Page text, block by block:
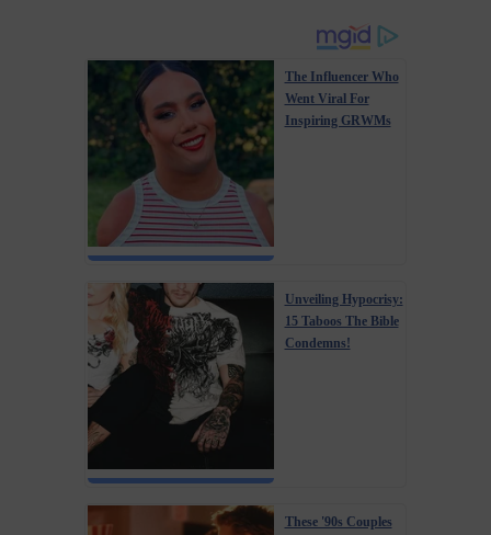
The Influencer Who
Went Viral For
Inspiring GRWMs
Unveiling Hypocrisy:
15 Taboos The Bible
Condemns!
These '90s Couples